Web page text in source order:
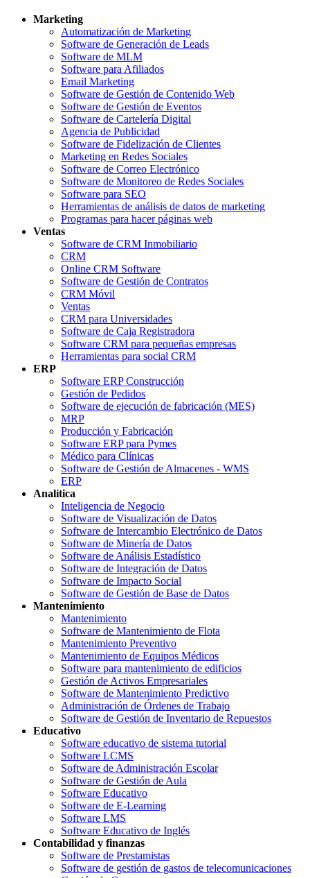
Marketing
Automatización de Marketing
Software de Generación de Leads
Software de MLM
Software para Afiliados
Email Marketing
Software de Gestión de Contenido Web
Software de Gestión de Eventos
Software de Cartelería Digital
Agencia de Publicidad
Software de Fidelización de Clientes
Marketing en Redes Sociales
Software de Correo Electrónico
Software de Monitoreo de Redes Sociales
Software para SEO
Herramientas de análisis de datos de marketing
Programas para hacer páginas web
Ventas
Software de CRM Inmobiliario
CRM
Online CRM Software
Software de Gestión de Contratos
CRM Móvil
Ventas
CRM para Universidades
Software de Caja Registradora
Software CRM para pequeñas empresas
Herramientas para social CRM
ERP
Software ERP Construcción
Gestión de Pedidos
Software de ejecución de fabricación (MES)
MRP
Producción y Fabricación
Software ERP para Pymes
Médico para Clínicas
Software de Gestión de Almacenes - WMS
ERP
Analítica
Inteligencia de Negocio
Software de Visualización de Datos
Software de Intercambio Electrónico de Datos
Software de Minería de Datos
Software de Análisis Estadístico
Software de Integración de Datos
Software de Impacto Social
Software de Gestión de Base de Datos
Mantenimiento
Mantenimiento
Software de Mantenimiento de Flota
Mantenimiento Preventivo
Mantenimiento de Equipos Médicos
Software para mantenimiento de edificios
Gestión de Activos Empresariales
Software de Mantenimiento Predictivo
Administración de Órdenes de Trabajo
Software de Gestión de Inventario de Repuestos
Educativo
Software educativo de sistema tutorial
Software LCMS
Software de Administración Escolar
Software de Gestión de Aula
Software Educativo
Software de E-Learning
Software LMS
Software Educativo de Inglés
Contabilidad y finanzas
Software de Prestamistas
Software de gestión de gastos de telecomunicaciones